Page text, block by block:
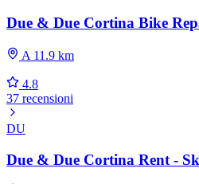
Due & Due Cortina Bike
A 11.9 km
4.8
37 recensioni
DU
Due & Due Cortina Rent -